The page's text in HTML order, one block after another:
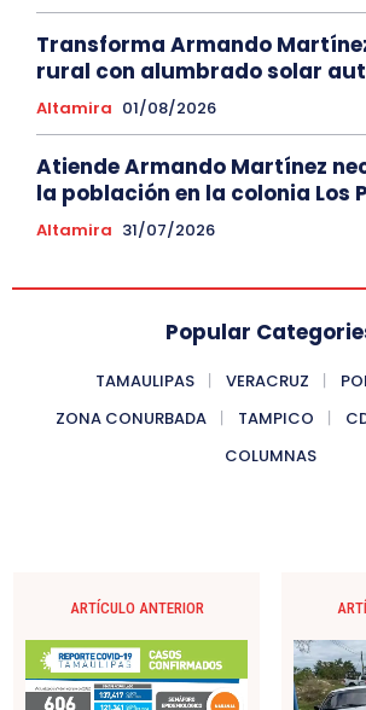
Transforma Armando
rural con alumbrado solar
Altamira 01/08/2026
Atiende Armando Martínez
la población en la colonia Los
Altamira 31/07/2026
Popular
TAMAULIPAS VERACRUZ
ZONA CONURBADA
TAMPICO
COLUMNAS
ARTÍCULO ANTERIOR